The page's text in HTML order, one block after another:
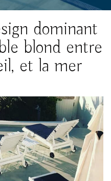
dominant
blond entre
et la mer